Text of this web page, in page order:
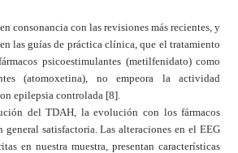
consonancia con las revisiones más recientes, y
las guías de práctica clínica, que el tratamiento
psicoestimulantes (metilfenidato) como
(atomoxetina), no empeora la actividad
epilepsia controlada [8].
del TDAH, la evolución con los fármacos
general satisfactoria. Las alteraciones en el EEG
en nuestra muestra, presentan características